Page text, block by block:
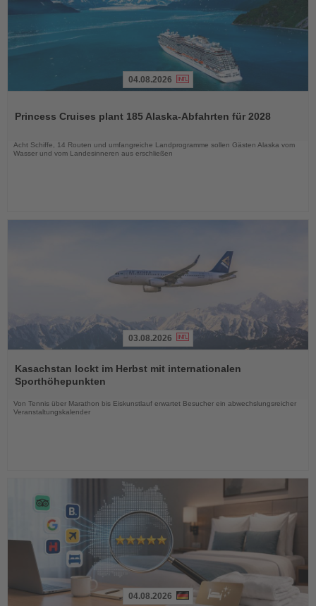
die
04.08.2026
Princess Cruises plant 185 Alaska-Abfahrten für 2028
Acht Schiffe, 14 Routen und umfangreiche Landprogramme sollen Gästen Alaska vom
Wasser und vom Landesinneren aus erschließen
Sie
die
Nachrichten
03.08.2026
Kasachstan lockt im Herbst mit internationalen
Sporthöhepunkten
Von Tennis über Marathon bis Eiskunstlauf erwartet Besucher ein abwechslungsreicher
Veranstaltungskalender
04.08.2026